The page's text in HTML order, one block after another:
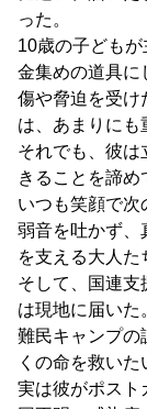
った。
10歳の子ども
金集めの道具に
傷や脅迫を受け
は、あまりにも
それでも、彼は
きることを諦め
いつも笑顔で次
弱音を吐かず、
を支える大人た
そして、国連支
は現地に届いた
難民キャンプの
くの命を救いた
実は彼がポスト